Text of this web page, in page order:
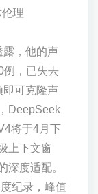
理
露，他的声
例，已失去
即可克隆声
DeepSeek
将于4月下
上下文窗
深度适配。
纪录，峰值